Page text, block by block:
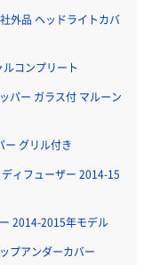
外品 ヘッドライトカバ
コンプリート
パー ガラス付 マルーン
ー グリル付き
ィフューザー 2014-15
2014-2015年モデル
プアンダーカバー